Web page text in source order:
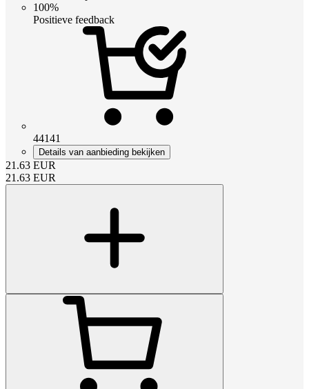
100%
Positieve feedback
44141
Details van aanbieding bekijken
21.63 EUR
21.63 EUR